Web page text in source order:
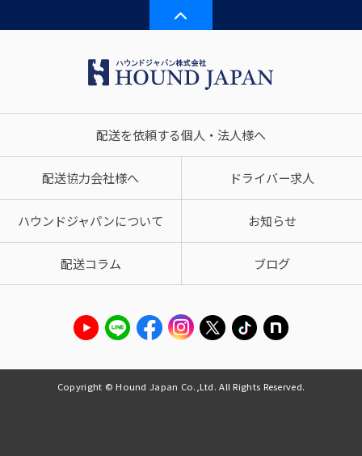
配送を依頼する個人・法人様へ
配送協力会社様へ ドライバー求人
ハウンドジャパンについて お知らせ
配送コラム ブログ
Copyright © Hound Japan Co.,Ltd. All Rights Reserved.